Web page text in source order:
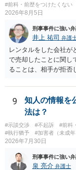
#前科・前歴をつけたくない
2026年8月5日
刑事事件に強い
井上 祐司 弁護
レンタルをした会社が
で売却したことに関し
ることは、相手が拒否
か）、弁護士に法律相
9
知人の情報を
法は？
#示談交渉 #不起訴 #前科
#執行猶予
#加害者（未成年
2026年7月30日
刑事事件に強い
泉 亮介 弁護士